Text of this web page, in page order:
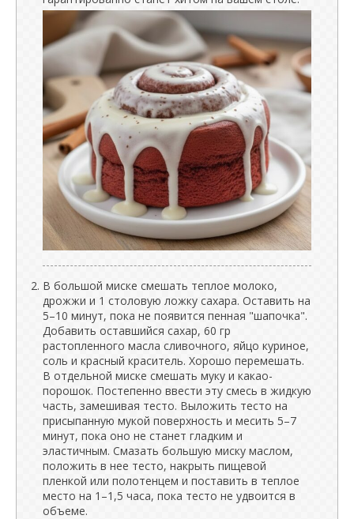
В большой миске смешать теплое молоко,
дрожжи и 1 столовую ложку сахара. Оставить на
5–10 минут, пока не появится пенная "шапочка".
Добавить оставшийся сахар, 60 гр
растопленного масла сливочного, яйцо куриное,
соль и красный краситель. Хорошо перемешать.
В отдельной миске смешать муку и какао-
порошок. Постепенно ввести эту смесь в жидкую
часть, замешивая тесто. Выложить тесто на
присыпанную мукой поверхность и месить 5–7
минут, пока оно не станет гладким и
эластичным. Смазать большую миску маслом,
положить в нее тесто, накрыть пищевой
пленкой или полотенцем и поставить в теплое
место на 1–1,5 часа, пока тесто не удвоится в
объеме.